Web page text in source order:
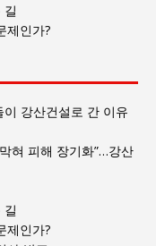
길
제인가?
이 강산건설로 간 이유
혀 피해 장기화”…강산
길
제인가?